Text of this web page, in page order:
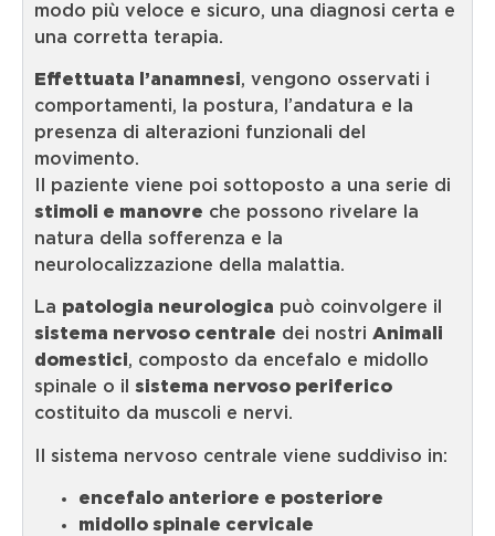
modo più veloce e sicuro, una diagnosi certa e
una corretta terapia.
Effettuata l’anamnesi, vengono osservati i
comportamenti, la postura, l’andatura e la
presenza di alterazioni funzionali del
movimento.
Il paziente viene poi sottoposto a una serie di
stimoli e manovre che possono rivelare la
natura della sofferenza e la
neurolocalizzazione della malattia.
La patologia neurologica può coinvolgere il
sistema nervoso centrale dei nostri Animali
domestici, composto da encefalo e midollo
spinale o il sistema nervoso periferico
costituito da muscoli e nervi.
Il sistema nervoso centrale viene suddiviso in:
encefalo anteriore e posteriore
midollo spinale cervicale